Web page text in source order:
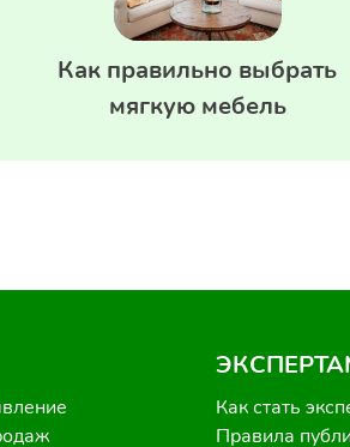
Как правильно выбрать
мягкую мебель
Как стать
Правила